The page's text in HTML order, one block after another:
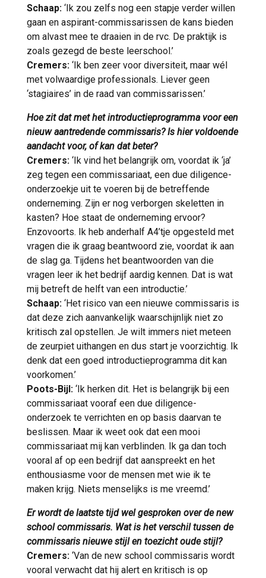
Schaap: ‘Ik zou zelfs nog een stapje verder willen
gaan en aspirant-commissarissen de kans bieden
om alvast mee te draaien in de rvc. De praktijk is
zoals gezegd de beste leerschool.’
Cremers: ‘Ik ben zeer voor diversiteit, maar wél
met volwaardige professionals. Liever geen
‘stagiaires’ in de raad van commissarissen.’
Hoe zit dat met het introductieprogramma voor een
nieuw aantredende commissaris? Is hier voldoende
aandacht voor, of kan dat beter?
Cremers: ‘Ik vind het belangrijk om, voordat ik ‘ja’
zeg tegen een commissariaat, een due diligence-
onderzoekje uit te voeren bij de betreffende
onderneming. Zijn er nog verborgen skeletten in
kasten? Hoe staat de onderneming ervoor?
Enzovoorts. Ik heb anderhalf A4’tje opgesteld met
vragen die ik graag beantwoord zie, voordat ik aan
de slag ga. Tijdens het beantwoorden van die
vragen leer ik het bedrijf aardig kennen. Dat is wat
mij betreft de helft van een introductie.’
Schaap: ‘Het risico van een nieuwe commissaris is
dat deze zich aanvankelijk waarschijnlijk niet zo
kritisch zal opstellen. Je wilt immers niet meteen
de zeurpiet uithangen en dus start je voorzichtig. Ik
denk dat een goed introductieprogramma dit kan
voorkomen.’
Poots-Bijl: ‘Ik herken dit. Het is belangrijk bij een
commissariaat vooraf een due diligence-
onderzoek te verrichten en op basis daarvan te
beslissen. Maar ik weet ook dat een mooi
commissariaat mij kan verblinden. Ik ga dan toch
vooral af op een bedrijf dat aanspreekt en het
enthousiasme voor de mensen met wie ik te
maken krijg. Niets menselijks is me vreemd.’
Er wordt de laatste tijd wel gesproken over de new
school commissaris. Wat is het verschil tussen de
commissaris nieuwe stijl en toezicht oude stijl?
Cremers: ‘Van de new school commissaris wordt
vooral verwacht dat hij alert en kritisch is op